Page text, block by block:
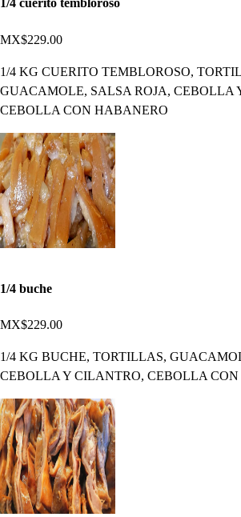
1/4 cuerito tembloroso
MX$229.00
1/4 KG CUERITO TEMBLOROSO,
GUACAMOLE, SALSA ROJA, CEBOLLA
CEBOLLA CON HABANERO
1/4 buche
MX$229.00
1/4 KG BUCHE, TORTILLAS,
CEBOLLA Y CILANTRO, CEBOLLA